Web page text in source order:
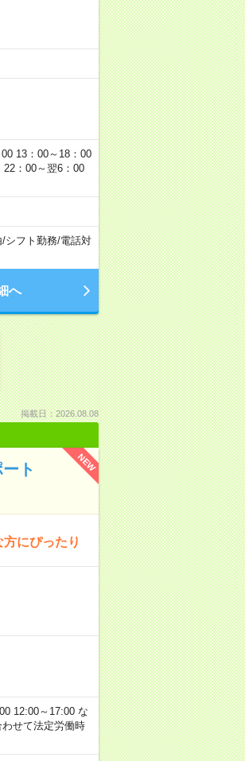
13：00～18：00
：00～翌6：00
/シフト勤務/電話対
へ
掲載日：2026.08.08
NEW
ト
にぴったり
12:00～17:00 な
せて法定労働時